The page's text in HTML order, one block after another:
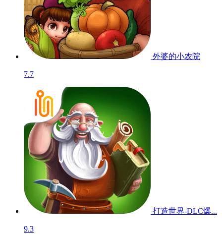
外婆的小农院
7.7
打造世界-DLC爆...
9.3